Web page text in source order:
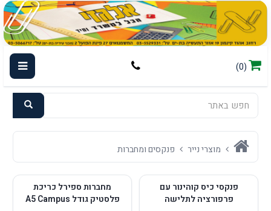
(0)
מוצרי נייר פנקסים ומחברות
פנקסי כיס קוהינור עם
פרפורציה לתלישה
מחברות ספירל כריכת
פלסטיק גודל A5 Campus